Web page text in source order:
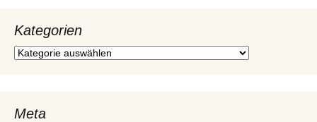
Kategorien
Kategorien
Meta